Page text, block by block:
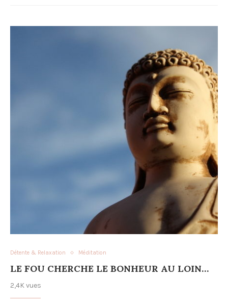
Détente & Relaxation Méditation
LE FOU CHERCHE LE BONHEUR AU LOIN…
2,4K vues